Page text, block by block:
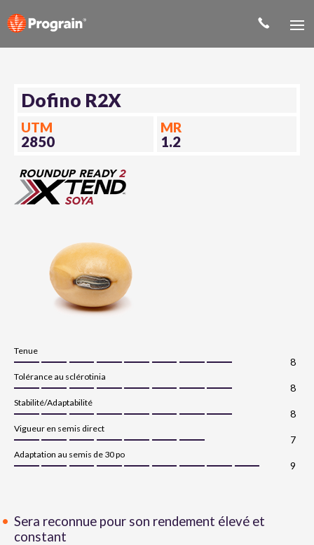
Dofino R2X
UTM
2850
MR
1.2
Tenue
8
Tolérance au sclérotinia
8
Stabilité/Adaptabilité
8
Vigueur en semis direct
7
Adaptation au semis de 30 po
9
Sera reconnue pour son rendement élevé et
constant